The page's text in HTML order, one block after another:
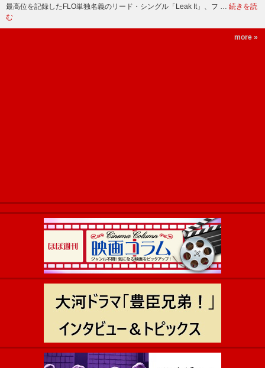
最高位を記録したFLO単独名義のリード・シングル「Leak It」、フ … 続きを読
む
more »